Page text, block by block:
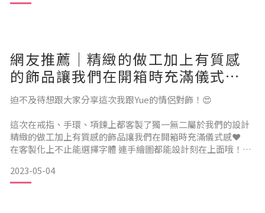
飾品除了讓自己更加美麗以外、
還可以被賦予更多溫暖的意義。
EM以客製化刻字的飾品為主，
可以為自己或者是想送禮的對象
網友推薦｜精緻的做工加上有質感
的飾品讓我們在開箱時充滿儀式感
❤️ (來自＠_misslaa）
迫不及待想跟大家分享這次我跟Yue的情侶對飾！😍
這次在戒指、手環、項鍊上都客製了獨一無二屬於我們的設計
精緻的做工加上有質感的飾品讓我們在開箱時充滿儀式感❤️
在客製化上不止能選擇字體 連手繪圖都能設計刻在上面哦！
關於我們客製的飾品：
2023-05-04